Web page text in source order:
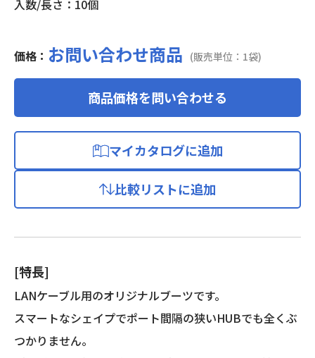
入数/長さ：10個
価格： お問い合わせ商品 (販売単位：1袋)
商品価格を問い合わせる
マイカタログに追加
比較リストに追加
[特長]
LANケーブル用のオリジナルブーツです。
スマートなシェイプでポート間隔の狭いHUBでも全くぶ
つかりません。